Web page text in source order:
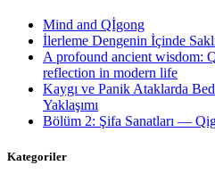
Mind and Qİgong
İlerleme Dengenin İçinde
A profound ancient wisdom:
reflection in modern life
Kaygı ve Panik Ataklarda
Yaklaşımı
Bölüm 2: Şifa Sanatları —
Kategoriler